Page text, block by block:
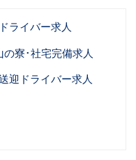
ライバー求人
の寮･社宅完備求人
迎ドライバー求人